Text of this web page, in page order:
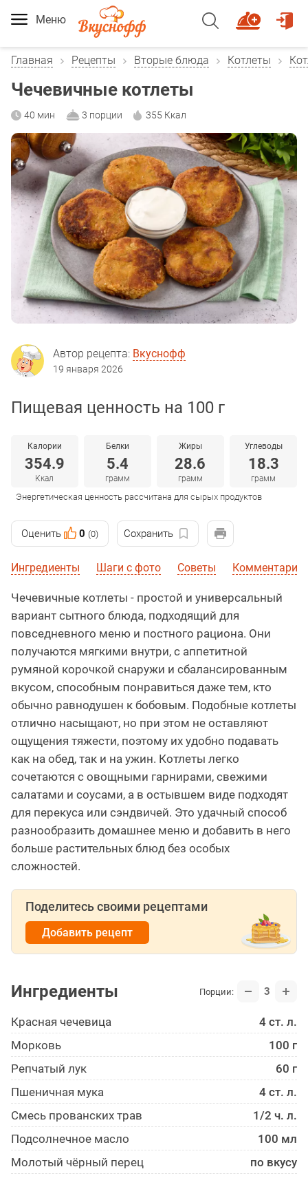
Меню
Главная Рецепты Вторые блюда Котлеты
Чечевичные котлеты
40 мин 3 порции 355 Ккал
Автор рецепта: Вкуснофф
19 января 2026
Пищевая ценность на 100 г
Калории
354.9
Ккал
Белки
5.4
грамм
Жиры
28.6
грамм
Углеводы
18.3
грамм
Энергетическая ценность рассчитана для сырых продуктов
Оценить 0 (0) Сохранить
Ингредиенты Шаги с фото Советы Комментарии
Чечевичные котлеты - простой и универсальный
вариант сытного блюда, подходящий для
повседневного меню и постного рациона. Они
получаются мягкими внутри, с аппетитной
румяной корочкой снаружи и сбалансированным
вкусом, способным понравиться даже тем, кто
обычно равнодушен к бобовым. Подобные котлеты
отлично насыщают, но при этом не оставляют
ощущения тяжести, поэтому их удобно подавать
как на обед, так и на ужин. Котлеты легко
сочетаются с овощными гарнирами, свежими
салатами и соусами, а в остывшем виде подходят
для перекуса или сэндвичей. Это удачный способ
разнообразить домашнее меню и добавить в него
больше растительных блюд без особых
сложностей.
Поделитесь своими рецептами
Добавить рецепт
Ингредиенты Порции: 3
Красная чечевица
4 ст. л.
Морковь
100 г
Репчатый лук
60 г
Пшеничная мука
4 ст. л.
Смесь прованских трав
1/2 ч. л.
Подсолнечное масло
100 мл
Молотый чёрный перец
по вкусу